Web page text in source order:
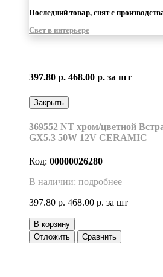
Последний товар, снят с
Свет в интерьере
397.80 р. 468.00 р. за шт
Закрыть
369552 NT хром/цветной
GX5.3 50W 12V CERAMIC
Код: 00000026280
В наличии: подробнее
397.80 р. 468.00 р. за шт
В корзину
Отложить
Сравнить